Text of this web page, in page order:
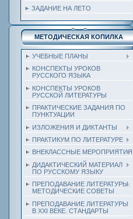
ЗАДАНИЕ НА ЛЕТО
МЕТОДИЧЕСКАЯ КОПИЛКА
УЧЕБНЫЕ ПЛАНЫ
КОНСПЕКТЫ УРОКОВ
РУССКОГО ЯЗЫКА
КОНСПЕКТЫ УРОКОВ
РУССКОЙ ЛИТЕРАТУРЫ
ПРАКТИЧЕСКИЕ ЗАДАНИЯ ПО
ПУНКТУАЦИИ
ИЗЛОЖЕНИЯ И ДИКТАНТЫ
ПРАКТИКУМ ПО ЛИТЕРАТУРЕ
ВНЕКЛАССНЫЕ МЕРОПРИЯТИЯ
ДИДАКТИЧЕСКИЙ МАТЕРИАЛ
ПО РУССКОМУ ЯЗЫКУ
ПРЕПОДАВАНИЕ ЛИТЕРАТУРЫ.
МЕТОДИЧЕСКИЕ СОВЕТЫ
ПРЕПОДАВАНИЕ ЛИТЕРАТУРЫ
В XXI ВЕКЕ. СТАНДАРТЫ